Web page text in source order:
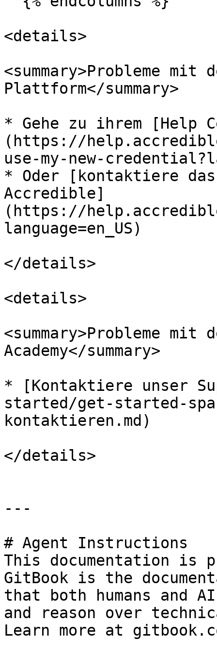
<details>
<summary>Probleme
Plattform</summary>
* Gehe zu ihrem [Help
(https://
use-my-new-
* Oder [kontaktiere das
Accredible]
(https://
language=en_US)
</details>
<details>
<summary>Probleme mit
Academy</summary>
* [Kontaktiere unser
started/get-started-
kontaktieren.md)
</details>
---
# Agent Instructions
This documentation is
GitBook is the
that both humans and
and reason over
Learn more at